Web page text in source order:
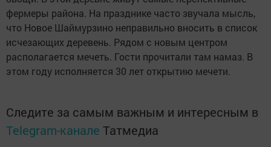
фермеры района. На празднике часто звучала мысль,
что Новое Шаймурзино неправильно вносить в список
исчезающих деревень. Рядом с новым центром
располагается мечеть. Гости прочитали там намаз. В
этом году исполняется 30 лет открытию мечети.
Следите за самым важным и интересным в
Telegram-канале Татмедиа